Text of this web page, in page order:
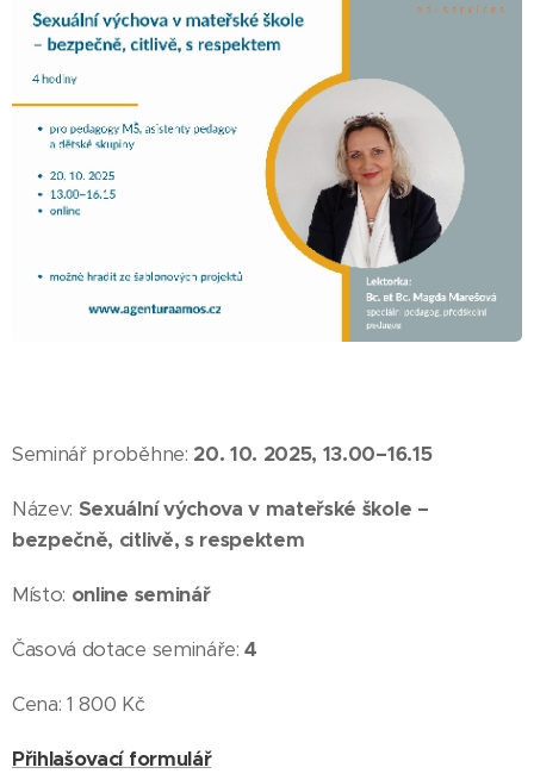
Seminář proběhne: 20. 10. 2025, 13.00–16.15
Název: Sexuální výchova v mateřské škole –
bezpečně, citlivě, s respektem
Místo: online seminář
Časová dotace semináře: 4
Cena: 1 800 Kč
Přihlašovací formulář